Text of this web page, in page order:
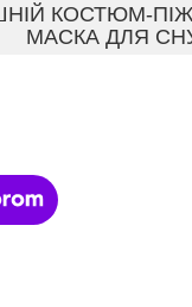
КОСТЮМ-
МАСКА ДЛЯ